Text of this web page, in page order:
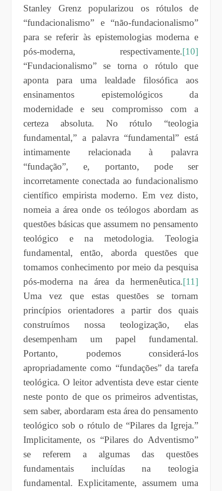
Stanley Grenz popularizou os rótulos de
“fundacionalismo” e “não-fundacionalismo”
para se referir às epistemologias moderna e
pós-moderna, respectivamente.[10]
“Fundacionalismo” se torna o rótulo que
aponta para uma lealdade filosófica aos
ensinamentos epistemológicos da
modernidade e seu compromisso com a
certeza absoluta. No rótulo “teologia
fundamental,” a palavra “fundamental” está
intimamente relacionada à palavra
“fundação”, e, portanto, pode ser
incorretamente conectada ao fundacionalismo
científico empirista moderno. Em vez disto,
nomeia a área onde os teólogos abordam as
questões básicas que assumem no pensamento
teológico e na metodologia. Teologia
fundamental, então, aborda questões que
tomamos conhecimento por meio da pesquisa
pós-moderna na área da hermenêutica.[11]
Uma vez que estas questões se tornam
princípios orientadores a partir dos quais
construímos nossa teologização, elas
desempenham um papel fundamental.
Portanto, podemos considerá-los
apropriadamente como “fundações” da tarefa
teológica. O leitor adventista deve estar ciente
neste ponto de que os primeiros adventistas,
sem saber, abordaram esta área do pensamento
teológico sob o rótulo de “Pilares da Igreja.”
Implicitamente, os “Pilares do Adventismo”
se referem a algumas das questões
fundamentais incluídas na teologia
fundamental. Explicitamente, assumem uma